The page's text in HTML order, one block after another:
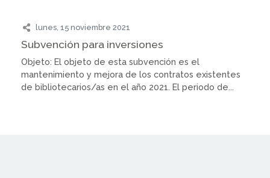
lunes, 15 noviembre 2021
Subvención para inversiones
Objeto: El objeto de esta subvención es el
mantenimiento y mejora de los contratos existentes
de bibliotecarios/as en el año 2021. El periodo de...